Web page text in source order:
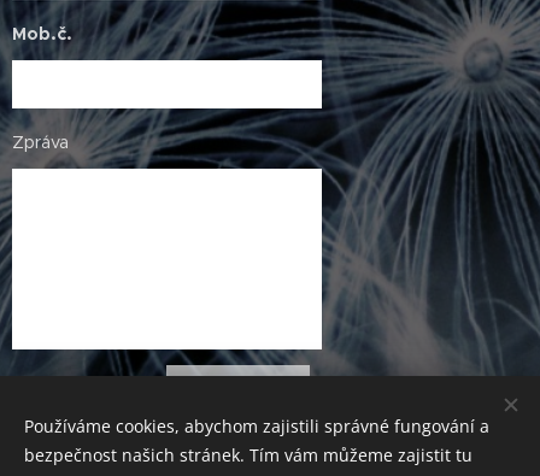
Mob.č.
Zpráva
Používáme cookies, abychom zajistili správné fungování a
bezpečnost našich stránek. Tím vám můžeme zajistit tu